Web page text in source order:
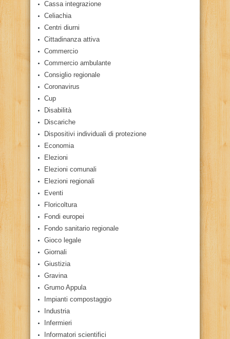
Cassa integrazione
Celiachia
Centri diurni
Cittadinanza attiva
Commercio
Commercio ambulante
Consiglio regionale
Coronavirus
Cup
Disabilità
Discariche
Dispositivi individuali di protezione
Economia
Elezioni
Elezioni comunali
Elezioni regionali
Eventi
Floricoltura
Fondi europei
Fondo sanitario regionale
Gioco legale
Giornali
Giustizia
Gravina
Grumo Appula
Impianti compostaggio
Industria
Infermieri
Informatori scientifici